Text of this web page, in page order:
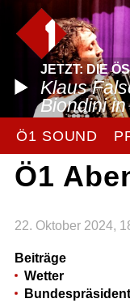
JETZT: DIE
Klaus
Biondini
Ö1 SOUND
Ö1
22. Oktober 2024,
Beiträge
Wetter